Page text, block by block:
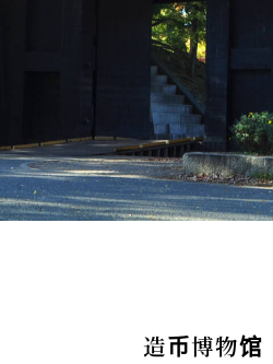
造币博物馆